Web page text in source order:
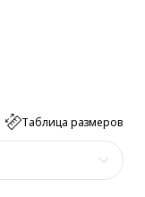
Таблица размеров